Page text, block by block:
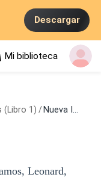
Descargar
Mi biblioteca
(Libro 1) / Nueva Inglaterra
Leonard,